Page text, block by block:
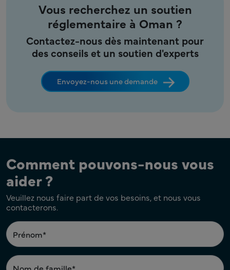
Vous recherchez un soutien
réglementaire à Oman ?
Contactez-nous dès maintenant pour
des conseils et un soutien d'experts
Envoyez-nous une demande
Comment pouvons-nous vous
aider ?
Veuillez nous faire part de vos besoins, et nous vous
contacterons.